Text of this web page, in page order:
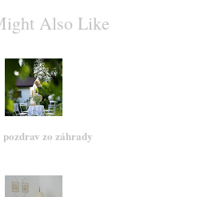
Also Like
pozdrav zo záhrady